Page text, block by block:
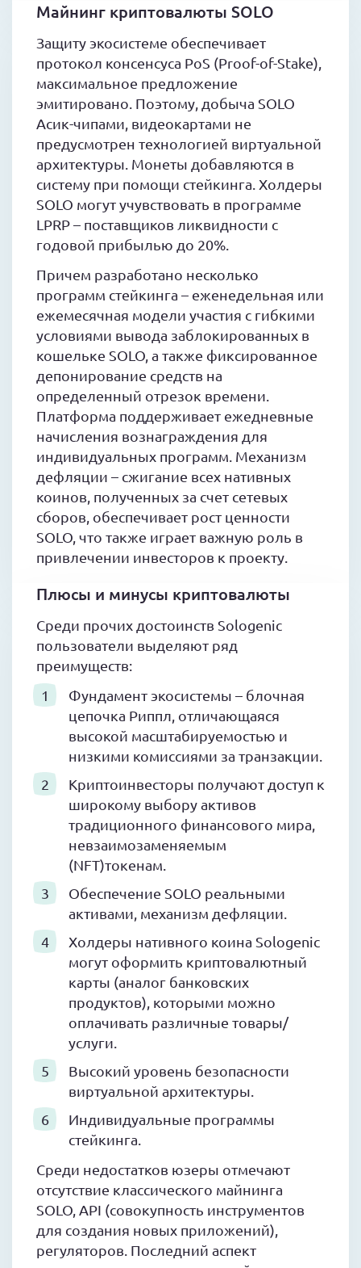
Майнинг криптовалюты SOLO
Защиту экосистеме обеспечивает
протокол консенсуса PoS (Proof-of-Stake),
максимальное предложение
эмитировано. Поэтому, добыча SOLO
Асик-чипами, видеокартами не
предусмотрен технологией виртуальной
архитектуры. Монеты добавляются в
систему при помощи стейкинга. Холдеры
SOLO могут учувствовать в программе
LPRP – поставщиков ликвидности с
годовой прибылью до 20%.
Причем разработано несколько
программ стейкинга – еженедельная или
ежемесячная модели участия с гибкими
условиями вывода заблокированных в
кошельке SOLO, а также фиксированное
депонирование средств на
определенный отрезок времени.
Платформа поддерживает ежедневные
начисления вознаграждения для
индивидуальных программ. Механизм
дефляции – сжигание всех нативных
коинов, полученных за счет сетевых
сборов, обеспечивает рост ценности
SOLO, что также играет важную роль в
привлечении инвесторов к проекту.
Плюсы и минусы криптовалюты
Среди прочих достоинств Sologenic
пользователи выделяют ряд
преимуществ:
Фундамент экосистемы – блочная
цепочка Риппл, отличающаяся
высокой масштабируемостью и
низкими комиссиями за транзакции.
Криптоинвесторы получают доступ к
широкому выбору активов
традиционного финансового мира,
невзаимозаменяемым
(NFT)токенам.
Обеспечение SOLO реальными
активами, механизм дефляции.
Холдеры нативного коина Sologenic
могут оформить криптовалютный
карты (аналог банковских
продуктов), которыми можно
оплачивать различные товары/
услуги.
Высокий уровень безопасности
виртуальной архитектуры.
Индивидуальные программы
стейкинга.
Среди недостатков юзеры отмечают
отсутствие классического майнинга
SOLO, API (совокупность инструментов
для создания новых приложений),
регуляторов. Последний аспект